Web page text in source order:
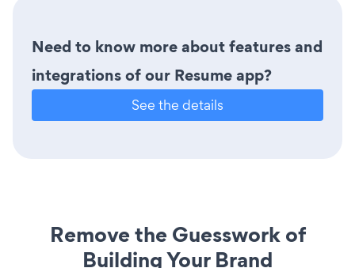
Need to know more about features and
integrations of our Resume app?
See the details
Remove the Guesswork of
Building Your Brand